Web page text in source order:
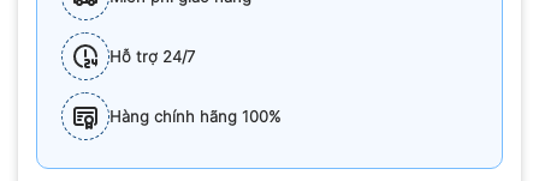
Hỗ trợ 24/7
Hàng chính hãng 100%